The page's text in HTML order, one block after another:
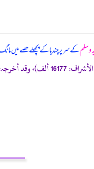
وسلمکے سر پر چندیا کے پچھلے حصے میں
احمد (6/90، 275) (حسن)»